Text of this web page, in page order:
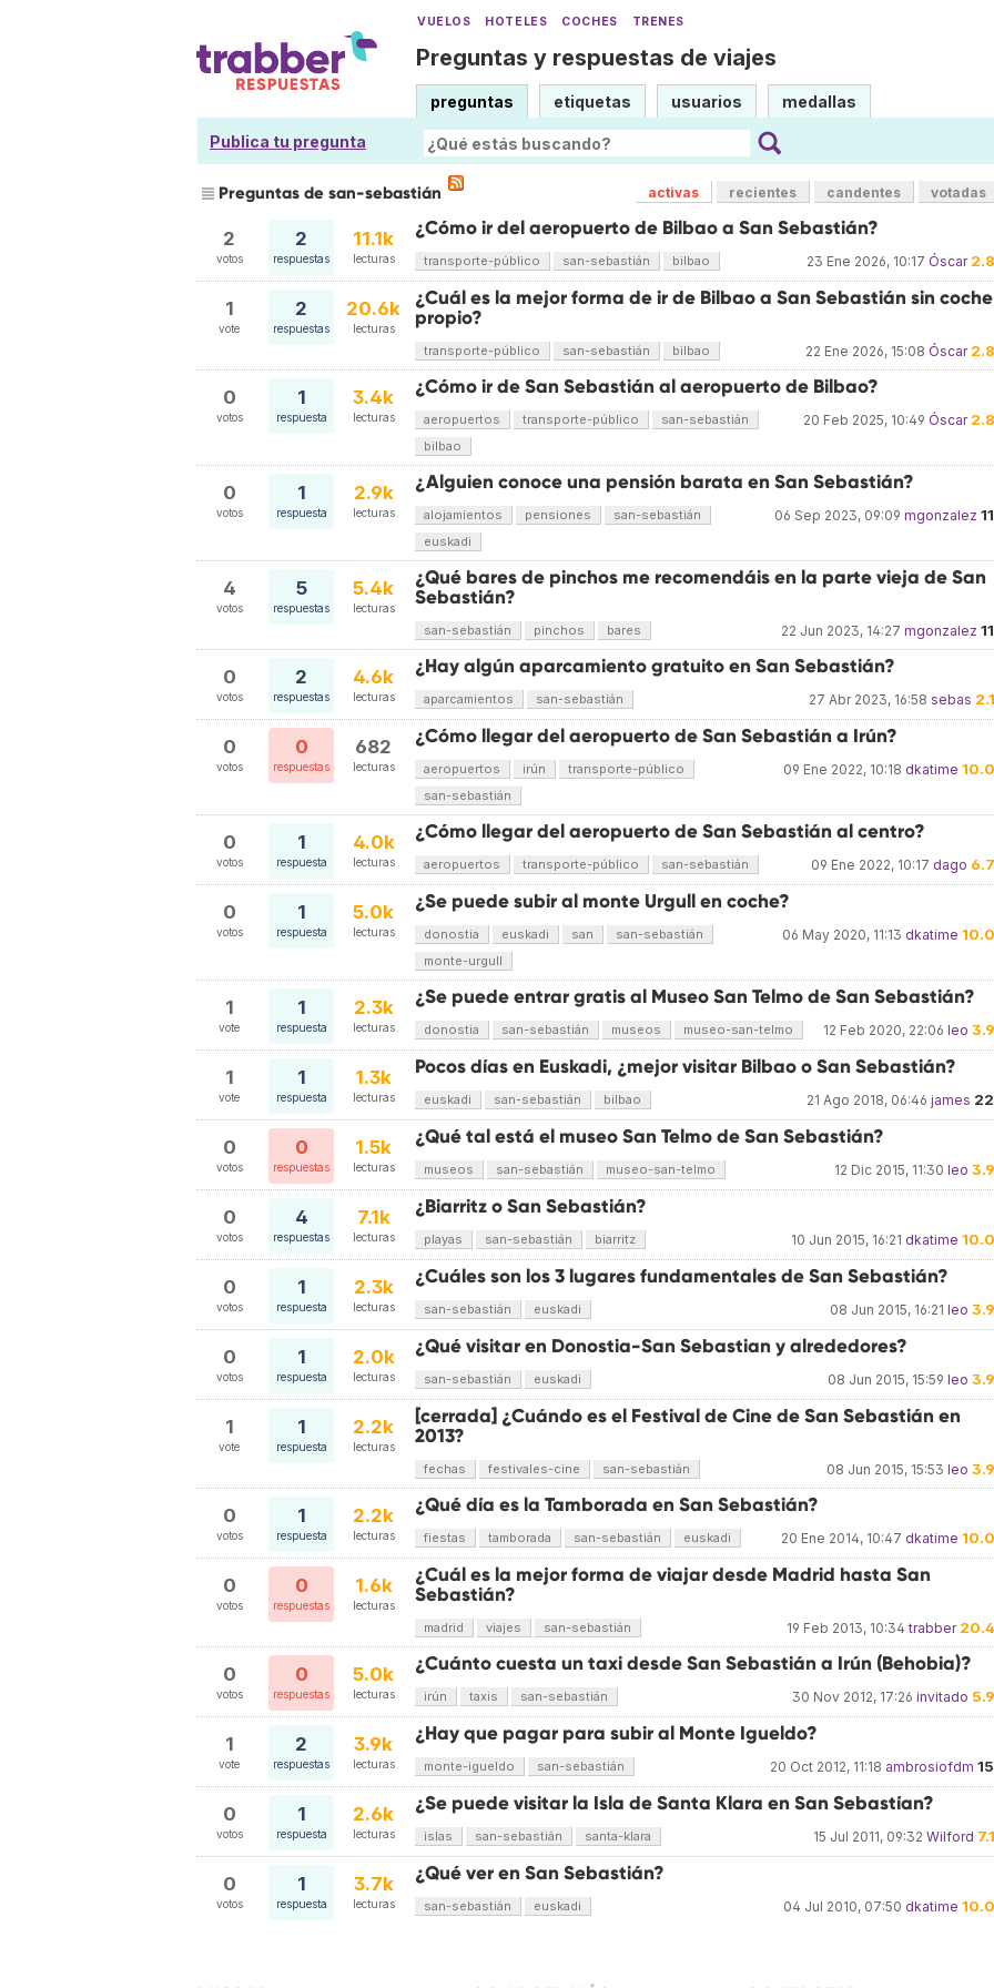
VUELOS HOTELES COCHES TRENES
Preguntas y respuestas de viajes
preguntas etiquetas usuarios medallas
Publica tu pregunta
Preguntas de san-sebastián activas recientes candentes votadas
2
votos
2
respuestas
11.1k
lecturas
¿Cómo ir del aeropuerto de Bilbao a San Sebastián?
23 Ene 2026, 10:17 Óscar
transporte-público san-sebastián bilbao
1
vote
2
respuestas
20.6k
lecturas
¿Cuál es la mejor forma de ir de Bilbao a San Sebastián sin coche
propio?
22 Ene 2026, 15:08 Óscar
transporte-público san-sebastián bilbao
0
votos
1
respuesta
3.4k
lecturas
¿Cómo ir de San Sebastián al aeropuerto de Bilbao?
20 Feb 2025, 10:49 Óscar
aeropuertos transporte-público
san-sebastián
bilbao
0
votos
1
respuesta
2.9k
lecturas
¿Alguien conoce una pensión barata en San Sebastián?
06 Sep 2023, 09:09 mgonzalez
alojamientos pensiones
san-sebastián
euskadi
4
votos
5
respuestas
5.4k
lecturas
¿Qué bares de pinchos me recomendáis en la parte vieja de San
Sebastián?
22 Jun 2023, 14:27 mgonzalez
san-sebastián pinchos bares
0
votos
2
respuestas
4.6k
lecturas
¿Hay algún aparcamiento gratuito en San Sebastián?
27 Abr 2023, 16:58 sebas
aparcamientos san-sebastián
0
votos
0
respuestas
682
lecturas
¿Cómo llegar del aeropuerto de San Sebastián a Irún?
09 Ene 2022, 10:18 dkatime
aeropuertos irún
transporte-público
san-sebastián
0
votos
1
respuesta
4.0k
lecturas
¿Cómo llegar del aeropuerto de San Sebastián al centro?
09 Ene 2022, 10:17 dago
aeropuertos transporte-público san-sebastián
0
votos
1
respuesta
5.0k
lecturas
¿Se puede subir al monte Urgull en coche?
06 May 2020, 11:13 dkatime
donostia euskadi san
san-sebastián
monte-urgull
1
vote
1
respuesta
2.3k
lecturas
¿Se puede entrar gratis al Museo San Telmo de San Sebastián?
12 Feb 2020, 22:06 leo
donostia san-sebastián museos museo-san-telmo
1
vote
1
respuesta
1.3k
lecturas
Pocos días en Euskadi, ¿mejor visitar Bilbao o San Sebastián?
21 Ago 2018, 06:46 james
euskadi san-sebastián bilbao
0
votos
0
respuestas
1.5k
lecturas
¿Qué tal está el museo San Telmo de San Sebastián?
12 Dic 2015, 11:30 leo
museos san-sebastián museo-san-telmo
0
votos
4
respuestas
7.1k
lecturas
¿Biarritz o San Sebastián?
10 Jun 2015, 16:21 dkatime
playas san-sebastián biarritz
0
votos
1
respuesta
2.3k
lecturas
¿Cuáles son los 3 lugares fundamentales de San Sebastián?
08 Jun 2015, 16:21 leo
san-sebastián euskadi
0
votos
1
respuesta
2.0k
lecturas
¿Qué visitar en Donostia-San Sebastian y alrededores?
08 Jun 2015, 15:59 leo
san-sebastián euskadi
1
vote
1
respuesta
2.2k
lecturas
[cerrada] ¿Cuándo es el Festival de Cine de San Sebastián en
2013?
08 Jun 2015, 15:53 leo
fechas festivales-cine san-sebastián
0
votos
1
respuesta
2.2k
lecturas
¿Qué día es la Tamborada en San Sebastián?
20 Ene 2014, 10:47 dkatime
fiestas tamborada san-sebastián euskadi
0
votos
0
respuestas
1.6k
lecturas
¿Cuál es la mejor forma de viajar desde Madrid hasta San
Sebastián?
19 Feb 2013, 10:34 trabber
madrid viajes san-sebastián
0
votos
0
respuestas
5.0k
lecturas
¿Cuánto cuesta un taxi desde San Sebastián a Irún (Behobia)?
30 Nov 2012, 17:26 invitado
irún taxis san-sebastián
1
vote
2
respuestas
3.9k
lecturas
¿Hay que pagar para subir al Monte Igueldo?
20 Oct 2012, 11:18 ambrosiofdm
monte-igueldo san-sebastián
0
votos
1
respuesta
2.6k
lecturas
¿Se puede visitar la Isla de Santa Klara en San Sebastían?
15 Jul 2011, 09:32 Wilford
islas san-sebastián santa-klara
0
votos
1
respuesta
3.7k
lecturas
¿Qué ver en San Sebastián?
04 Jul 2010, 07:50 dkatime
san-sebastián euskadi